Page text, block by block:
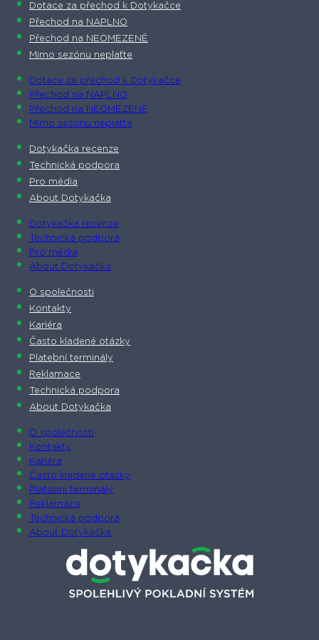
Dotace za přechod k Dotykačce
Přechod na NAPLNO
Přechod na NEOMEZENĚ
Mimo sezónu neplaťte
Dotace za přechod k Dotykačce
Přechod na NAPLNO
Přechod na NEOMEZENĚ
Mimo sezónu neplaťte
Dotykačka recenze
Technická podpora
Pro média
About Dotykačka
Dotykačka recenze
Technická podpora
Pro média
About Dotykačka
O společnosti
Kontakty
Kariéra
Často kladené otázky
Platební terminály
Reklamace
Technická podpora
About Dotykačka
O společnosti
Kontakty
Kariéra
Často kladené otázky
Platební terminály
Reklamace
Technická podpora
About Dotykačka